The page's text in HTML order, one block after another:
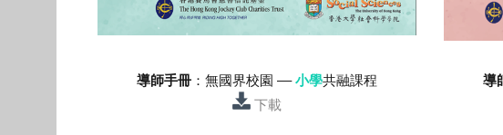
導師手冊：無國界校園 ––小學共融課程
下載
導